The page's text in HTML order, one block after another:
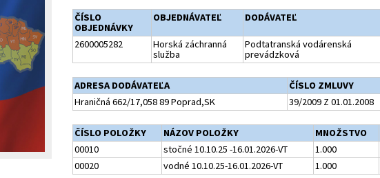
ČÍSLO
OBJEDNÁVKY
OBJEDNÁVATEĽ DODÁVATEĽ
2600005282
Horská záchranná
služba
Podtatranská vodárenská
prevádzková
ADRESA DODÁVATEĽA ČÍSLO ZMLUVY
Hraničná 662/17,058 89 Poprad,SK
39/2009 Z 01.01.2008
ČÍSLO POLOŽKY NÁZOV POLOŽKY MNOŽSTVO
00010
stočné 10.10.25 -16.01.2026-VT 1.000
00020
vodné 10.10.25-16.01.2026-VT 1.000